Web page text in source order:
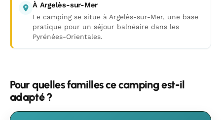
À Argelès-sur-Mer
Le camping se situe à Argelès-sur-Mer, une base
pratique pour un séjour balnéaire dans les
Pyrénées-Orientales.
Pour quelles familles ce camping est-il
adapté ?